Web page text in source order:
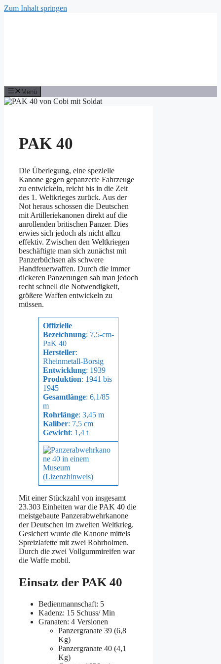
Zum Inhalt springen
Menü
PAK 40
Die Überlegung, eine spezielle
Kanone gegen gepanzerte Fahrzeuge
zu entwickeln, reicht bis in die Zeit
des 1. Weltkrieges zurück. Aus der
Not heraus schossen die Deutschen
mit Artilleriekanonen direkt auf die
anrollenden britischen Panzer. Dies
erwies sich jedoch als nicht allzu
effektiv. Zwischen den Weltkriegen
beschäftigte man sich zunächst mit
Panzerbüchsen als schwere
Handfeuerwaffen. Durch die immer
dickeren Panzerungen sah man jedoch
recht schnell die Notwendigkeit,
größere Waffen entwickeln zu
müssen.
Offizielle
Bezeichnung: 7,5-cm-
PaK 40
Hersteller:
Rheinmetall-Borsig
Entwicklung: 1939
Produktion: 1941 bis
1945
Gesamtlänge: 6,1/85
m
Rohrlänge: 3,45 m
Kaliber: 7,5 cm
Gewicht: 1,4 t
(Lizenzhinweis)
Mit einer Stückzahl von insgesamt
23.303 Einheiten war die PAK 40 die
meistgebaute Panzerabwehrkanone
der Deutschen im zweiten Weltkrieg.
Gesichert wurde die Kanone mittels
Spreizlafette mit zwei Rohrholmen.
Durch die zwei Vollgummireifen war
die Waffe mobil.
Einsatz der PAK 40
Bedienmannschaft: 5
Kadenz: 15 Schuss/ Min
Granaten: 4 Versionen
Panzergranate 39 (6,8
Kg)
Panzergranate 40 (4,1
Kg)